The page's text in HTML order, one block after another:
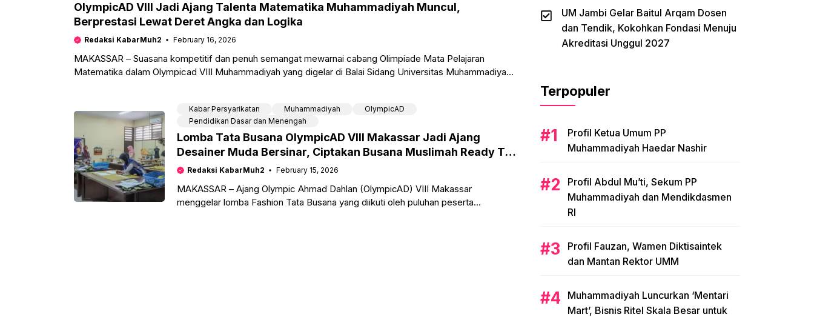
OlympicAD VIII Jadi Ajang Talenta Matematika Muhammadiyah Muncul,
Berprestasi Lewat Deret Angka dan Logika
Redaksi KabarMuh2 February 16, 2026
MAKASSAR – Suasana kompetitif dan penuh semangat mewarnai cabang Olimpiade Mata Pelajaran
Matematika dalam Olympicad VIII Muhammadiyah yang digelar di Balai Sidang Universitas Muhammadiyah
Kabar Persyarikatan Muhammadiyah
OlympicAD
Pendidikan Dasar dan Menengah
Lomba Tata Busana OlympicAD VIII Makassar Jadi Ajang
Desainer Muda Bersinar, Ciptakan Busana Muslimah Ready To
Wear
Redaksi KabarMuh2 February 15, 2026
MAKASSAR – Ajang Olympic Ahmad Dahlan (OlympicAD) VIII Makassar
menggelar lomba Fashion Tata Busana yang diikuti oleh puluhan peserta
UM Jambi Gelar Baitul Arqam Dosen
dan Tendik, Kokohkan Fondasi Menuju
Akreditasi Unggul 2027
Terpopuler
Profil Ketua Umum PP
Muhammadiyah Haedar Nashir
Profil Abdul Mu’ti, Sekum PP
Muhammadiyah dan Mendikdasmen
RI
Profil Fauzan, Wamen Diktisaintek
dan Mantan Rektor UMM
Muhammadiyah Luncurkan ‘Mentari
Mart’, Bisnis Ritel Skala Besar untuk